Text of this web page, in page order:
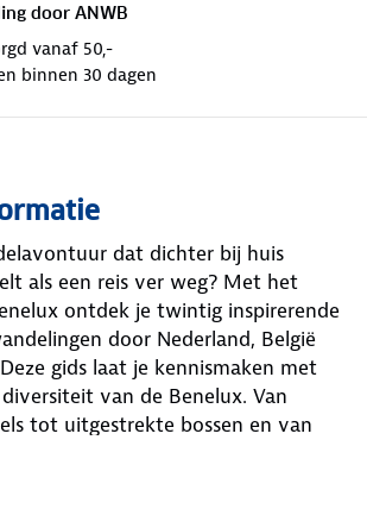
door ANWB
vanaf 50,-
binnen 30 dagen
dat dichter bij huis
als een reis ver weg? Met het
ontdek je twintig inspirerende
door Nederland, België
gids laat je kennismaken met
van de Benelux. Van
tot uitgestrekte bossen en van